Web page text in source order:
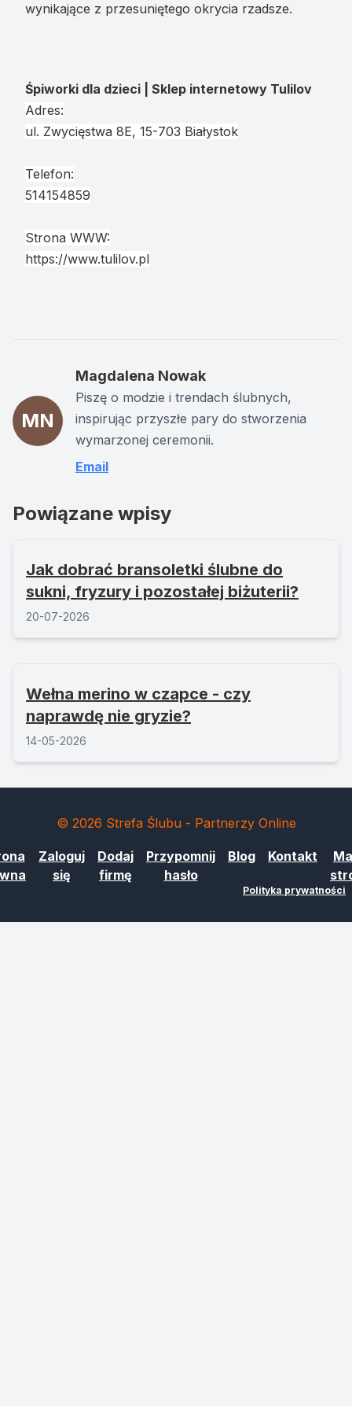
wynikające z przesuniętego okrycia rzadsze.
Śpiworki dla dzieci | Sklep internetowy Tulilov
Adres:
ul. Zwycięstwa 8E, 15-703 Białystok
Telefon:
514154859
Strona WWW:
https://www.tulilov.pl
MN
Magdalena Nowak
Piszę o modzie i trendach ślubnych,
inspirując przyszłe pary do stworzenia
wymarzonej ceremonii.
Email
Powiązane wpisy
Jak dobrać bransoletki ślubne do
sukni, fryzury i pozostałej biżuterii?
20-07-2026
Wełna merino w czapce - czy
naprawdę nie gryzie?
14-05-2026
© 2026 Strefa Ślubu - Partnerzy Online
Zaloguj
się
Dodaj
firmę
Przypomnij
hasło
Blog Kontakt
Polityka prywatności